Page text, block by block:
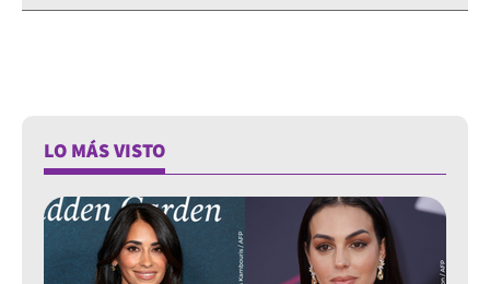
LO MÁS VISTO